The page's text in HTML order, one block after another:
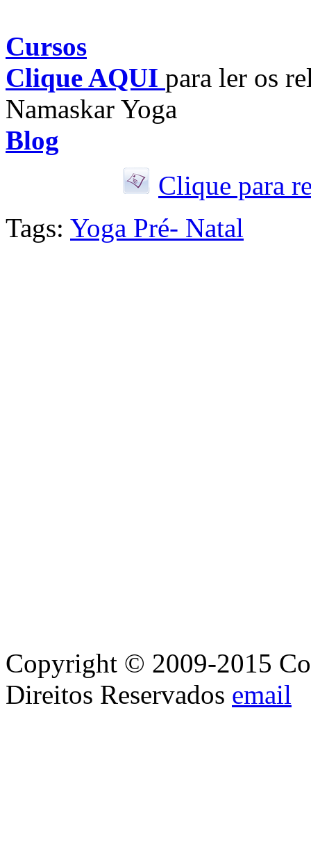
Cursos
Clique AQUI para ler os
Namaskar Yoga
Blog
Clique para
Tags: Yoga Pré- Natal
Copyright © 2009-2015
Direitos Reservados email